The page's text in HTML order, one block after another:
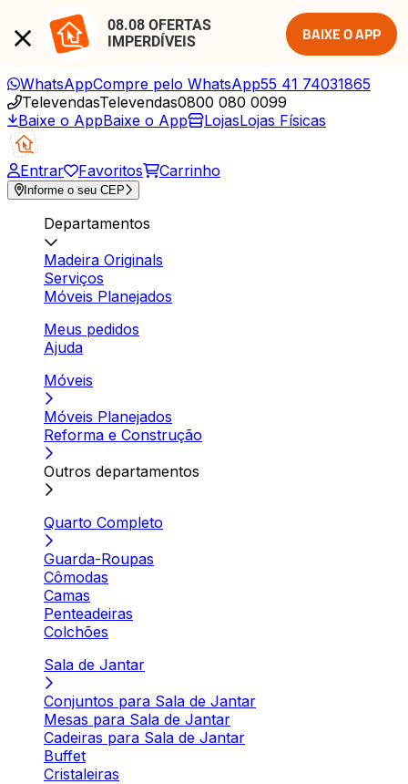
08.08 OFERTAS
IMPERDÍVEIS
BAIXE O APP
WhatsAppCompre pelo WhatsApp55 41 74031865
TelevendasTelevendas0800 080 0099
Baixe o AppBaixe o App LojasLojas Físicas
Entrar Favoritos Carrinho
Informe o seu CEP
Departamentos
Madeira Originals
Serviços
Móveis Planejados
Meus pedidos
Ajuda
Móveis
Móveis Planejados
Reforma e Construção
Outros departamentos
Quarto Completo
Guarda-Roupas
Cômodas
Camas
Penteadeiras
Colchões
Sala de Jantar
Conjuntos para Sala de Jantar
Mesas para Sala de Jantar
Cadeiras para Sala de Jantar
Buffet
Cristaleiras